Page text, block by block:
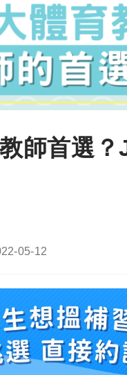
師首選
05-12